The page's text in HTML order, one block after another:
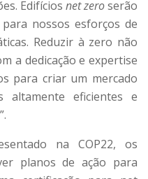
Edifícios net zeroserão
nossos esforços de
Reduzir à zero não
a dedicação e expertise
para criar um mercado
altamente eficientes e
na COP22, os
planos de ação para